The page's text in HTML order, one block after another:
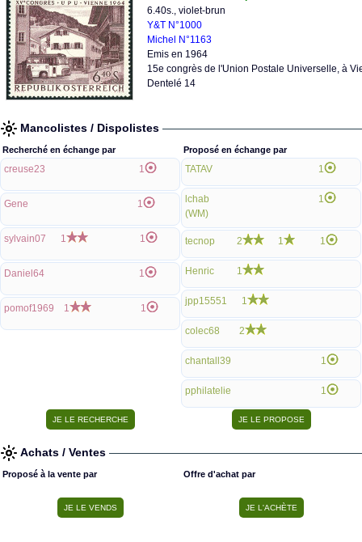
6.40s., violet-brun
Y&T N°1000
Michel N°1163
Emis en 1964
15e congrès de l'Union Postale Universelle, à
Dentelé 14
Mancolistes / Dispolistes
Recherché en échange par
creuse23 1
Gene 1
sylvain07 1 1
Daniel64 1
pomof1969 1 1
Proposé en échange par
TATAV 1
lchab
(WM)
1
tecnop 2 1 1
Henric 1
jpp15551 1
colec68 2
chantall39 1
pphilatelie 1
Achats / Ventes
Proposé à la vente par Offre d'achat par